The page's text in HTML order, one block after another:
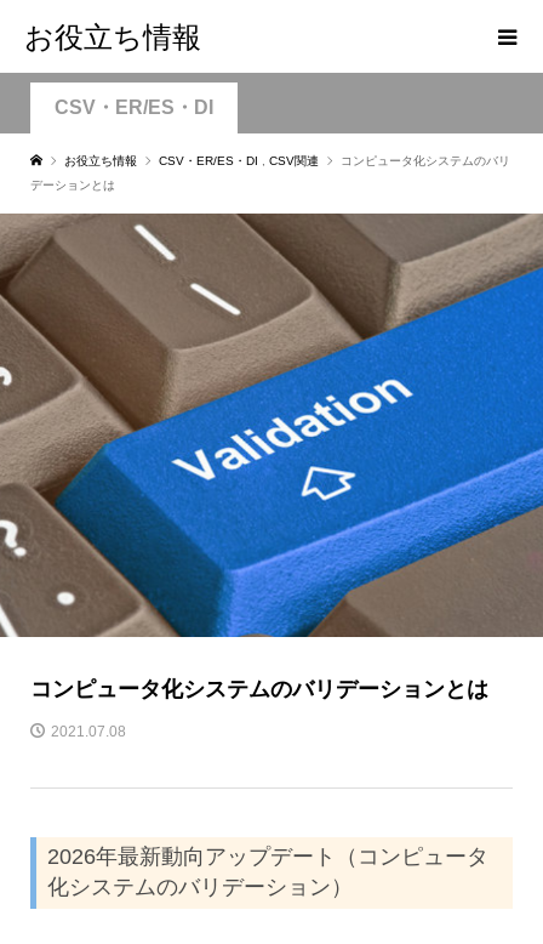
お役立ち情報
CSV・ER/ES・DI
お役立ち情報 CSV・ER/ES・DI CSV関連
コンピュータ化システムのバリ
デーションとは
コンピュータ化システムのバリデーションとは
2021.07.08
2026年最新動向アップデート（コンピュータ
化システムのバリデーション）